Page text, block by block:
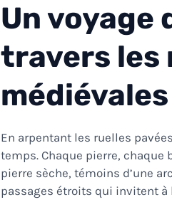
Un voyage
travers les
médiévales
En arpentant les ruelles
temps. Chaque pierre, chaque
pierre sèche, témoins d’une
passages étroits qui invitent à